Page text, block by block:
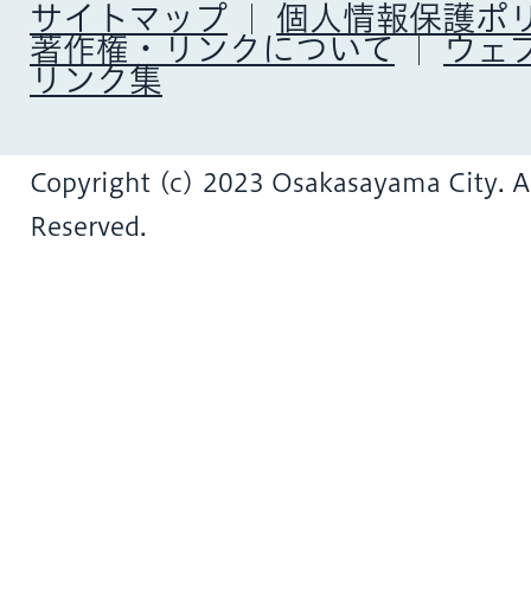
サイトマップ
個人情報保護ポ
著作権・リンクについて
ウェ
リンク集
Copyright (c) 2023 Osakasayama City.
Reserved.